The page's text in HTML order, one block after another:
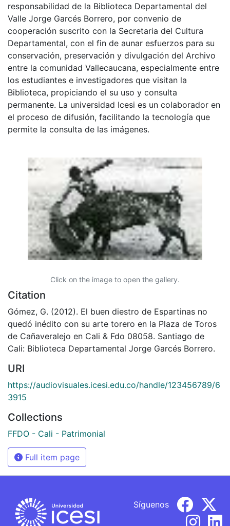
responsabilidad de la Biblioteca Departamental del
Valle Jorge Garcés Borrero, por convenio de
cooperación suscrito con la Secretaria del Cultura
Departamental, con el fin de aunar esfuerzos para su
conservación, preservación y divulgación del Archivo
entre la comunidad Vallecaucana, especialmente entre
los estudiantes e investigadores que visitan la
Biblioteca, propiciando el su uso y consulta
permanente. La universidad Icesi es un colaborador en
el proceso de difusión, facilitando la tecnología que
permite la consulta de las imágenes.
Click on the image to open the gallery.
Citation
Gómez, G. (2012). El buen diestro de Espartinas no
quedó inédito con su arte torero en la Plaza de Toros
de Cañaveralejo en Cali & Fdo 08058. Santiago de
Cali: Biblioteca Departamental Jorge Garcés Borrero.
URI
https://audiovisuales.icesi.edu.co/handle/123456789/6
3915
Collections
FFDO - Cali - Patrimonial
Full item page
Síguenos